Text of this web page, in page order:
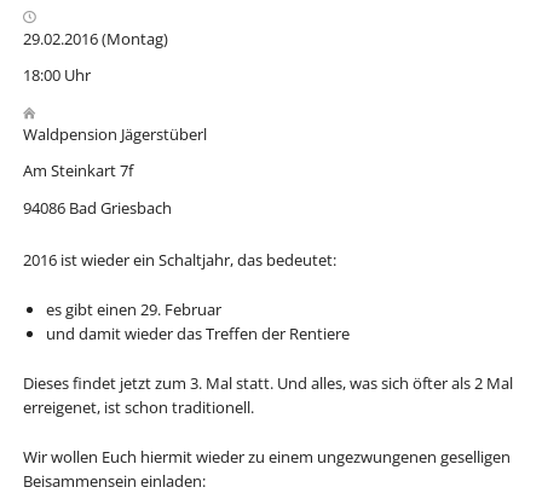
29.02.2016 (Montag)
18:00 Uhr
Waldpension Jägerstüberl
Am Steinkart 7f
94086 Bad Griesbach
2016 ist wieder ein Schaltjahr, das bedeutet:
es gibt einen 29. Februar
und damit wieder das Treffen der Rentiere
Dieses findet jetzt zum 3. Mal statt. Und alles, was sich öfter als 2 Mal
erreigenet, ist schon traditionell.
Wir wollen Euch hiermit wieder zu einem ungezwungenen geselligen
Beisammensein einladen: